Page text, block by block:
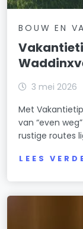
BOUW EN
3 mei 2026
Met
van “even
rustige routes
LEES